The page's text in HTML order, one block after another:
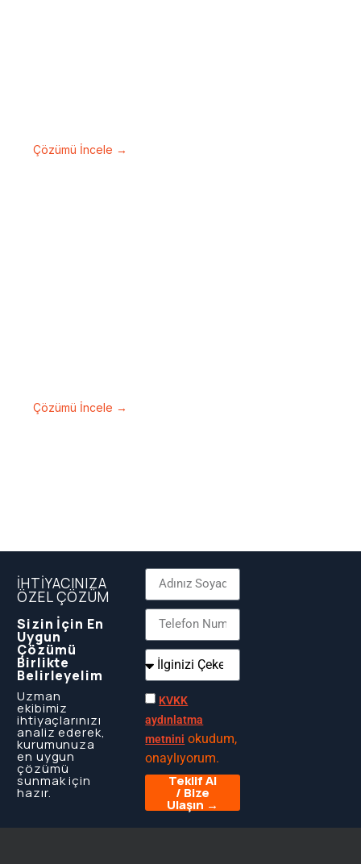
Çözümü İncele →
Çözümü İncele →
İHTİYACINIZA
ÖZEL ÇÖZÜM
Sizin İçin En
Uygun
Çözümü
Birlikte
Belirleyelim
Uzman
ekibimiz
ihtiyaçlarınızı
analiz ederek,
kurumunuza
en uygun
çözümü
sunmak için
hazır.
KVKK
aydınlatma
metnini okudum,
onaylıyorum.
Teklif Al
/ Bize
Ulaşın →